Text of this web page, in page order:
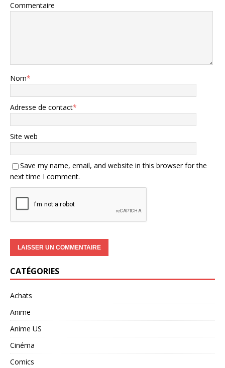
Commentaire
Nom*
Adresse de contact*
Site web
Save my name, email, and website in this browser for the
next time I comment.
CATÉGORIES
Achats
Anime
Anime US
Cinéma
Comics